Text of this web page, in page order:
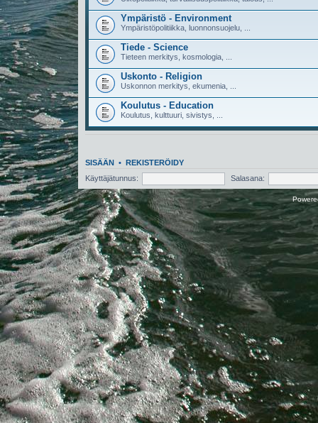
Ympäristö - Environment
Ympäristöpolitiikka, luonnonsuojelu, ...
Tiede - Science
Tieteen merkitys, kosmologia, ...
Uskonto - Religion
Uskonnon merkitys, ekumenia, ...
Koulutus - Education
Koulutus, kulttuuri, sivistys, ...
SISÄÄN • REKISTERÖIDY
Käyttäjätunnus:
Salasana: